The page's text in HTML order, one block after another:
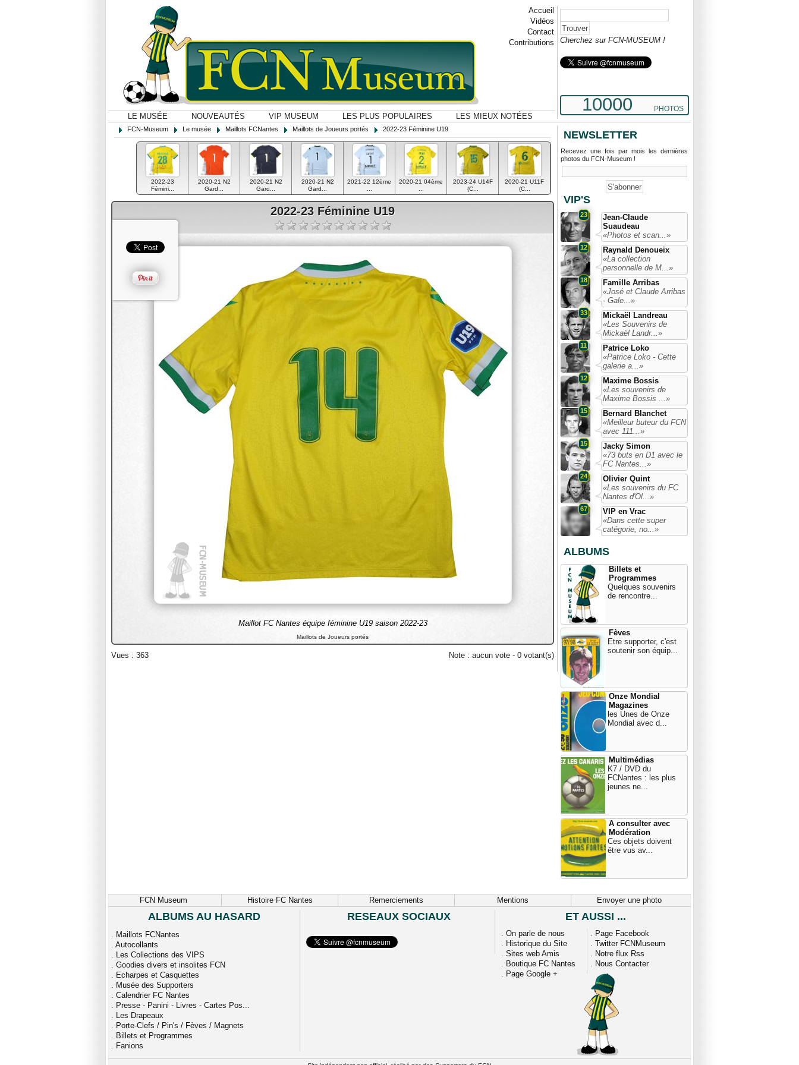
Accueil
Vidéos
Contact
Contributions
LE MUSÉE NOUVEAUTÉS VIP MUSEUM LES PLUS POPULAIRES LES MIEUX NOTÉES
Cherchez sur FCN-MUSEUM !
10000 PHOTOS
FCN-Museum Le musée Maillots FCNantes Maillots de Joueurs portés 2022-23 Féminine U19
2022-23
Fémini...
2020-21 N2
Gard...
2020-21 N2
Gard...
2020-21 N2
Gard...
2021-22 12ème
2020-21 04ème
2023-24 U14F
(C...
2020-21 U11F
(C...
2022-23 Féminine U19
Maillot FC Nantes équipe féminine U19 saison 2022-23
Maillots de Joueurs portés
Vues : 363 Note : aucun vote - 0 votant(s)
NEWSLETTER
Recevez une fois par mois les dernières
photos du FCN-Museum !
VIP'S
23
Jean-Claude
Suaudeau
«Photos et scan...»
12
Raynald Denoueix
«La collection
personnelle de M...»
18
Famille Arribas
«José et Claude Arribas
- Gale...»
33
Mickaël Landreau
«Les Souvenirs de
Mickaël Landr...»
11
Patrice Loko
«Patrice Loko - Cette
galerie a...»
12
Maxime Bossis
«Les souvenirs de
Maxime Bossis ...»
15
Bernard Blanchet
«Meilleur buteur du FCN
avec 111...»
15
Jacky Simon
«73 buts en D1 avec le
FC Nantes...»
24
Olivier Quint
«Les souvenirs du FC
Nantes d'Ol...»
67
VIP en Vrac
«Dans cette super
catégorie, no...»
ALBUMS
Billets et
Programmes
Quelques souvenirs
de rencontre...
Fèves
Etre supporter, c'est
soutenir son équip...
Onze Mondial
Magazines
les Unes de Onze
Mondial avec d...
Multimédias
K7 / DVD du
FCNantes : les plus
jeunes ne...
A consulter avec
Modération
Ces objets doivent
être vus av...
FCN Museum Histoire FC Nantes Remerciements Mentions Envoyer une photo
ALBUMS AU HASARD
. Maillots FCNantes
. Autocollants
. Les Collections des VIPS
. Goodies divers et insolites FCN
. Echarpes et Casquettes
. Musée des Supporters
. Calendrier FC Nantes
. Presse - Panini - Livres - Cartes Pos...
. Les Drapeaux
. Porte-Clefs / Pin's / Fèves / Magnets
. Billets et Programmes
. Fanions
RESEAUX SOCIAUX ET AUSSI ...
. On parle de nous
. Historique du Site
. Sites web Amis
. Boutique FC Nantes
. Page Google +
. Page Facebook
. Twitter FCNMuseum
. Notre flux Rss
. Nous Contacter